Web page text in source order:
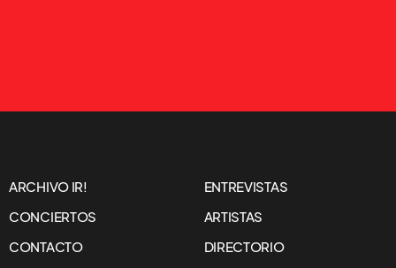
ARCHIVO IR!
ENTREVISTAS
CONCIERTOS
ARTISTAS
CONTACTO
DIRECTORIO